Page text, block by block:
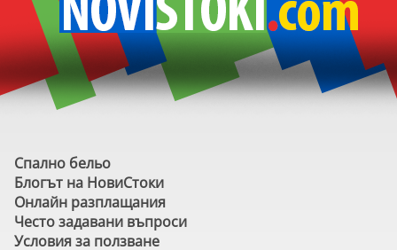
Спално бельо
Блогът на НовиСтоки
Онлайн разплащания
Често задавани въпроси
Условия за ползване